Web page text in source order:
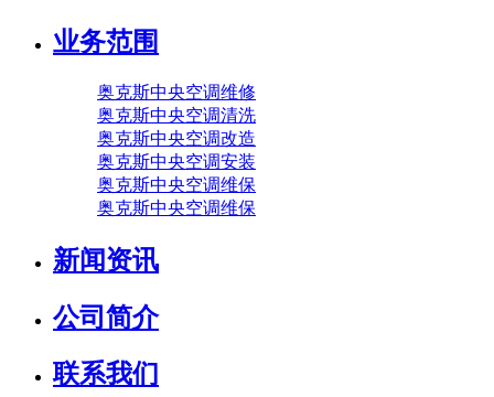
业务范围
奥克斯中央空调维修
奥克斯中央空调清洗
奥克斯中央空调改造
奥克斯中央空调安装
奥克斯中央空调维保
奥克斯中央空调维保
新闻资讯
公司简介
联系我们